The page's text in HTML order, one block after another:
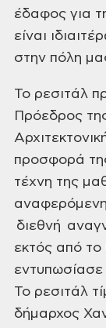
έδαφος για
είναι
στην πόλη
Το ρεσιτάλ
Πρόεδρος
προσφορά
τέχνη της
διεθνή
εκτός από το
εντυπωσίασε
Το ρεσιτάλ
δήμαρχος